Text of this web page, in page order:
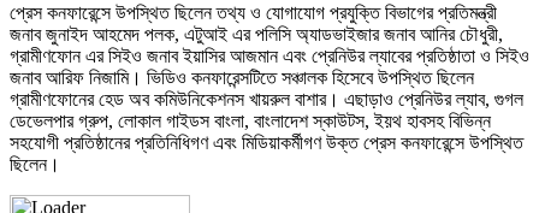
প্রেস কনফারেন্সে উপস্থিত ছিলেন তথ্য ও যোগাযোগ প্রযুক্তি বিভাগের প্রতিমন্ত্রী
জনাব জুনাইদ আহমেদ পলক, এটুআই এর পলিসি অ্যাডভাইজার জনাব আনির চৌধুরী,
গ্রামীণফোন এর সিইও জনাব ইয়াসির আজমান এবং প্রেনিউর ল্যাবের প্রতিষ্ঠাতা ও সিইও
জনাব আরিফ নিজামি। ভিডিও কনফারেন্সটিতে সঞ্চালক হিসেবে উপস্থিত ছিলেন
গ্রামীণফোনের হেড অব কমিউনিকেশনস খায়রুল বাশার। এছাড়াও প্রেনিউর ল্যাব, গুগল
ডেভেলপার গ্রুপ, লোকাল গাইডস বাংলা, বাংলাদেশ স্কাউটস, ইয়থ হাবসহ বিভিন্ন
সহযোগী প্রতিষ্ঠানের প্রতিনিধিগণ এবং মিডিয়াকর্মীগণ উক্ত প্রেস কনফারেন্সে উপস্থিত
ছিলেন।